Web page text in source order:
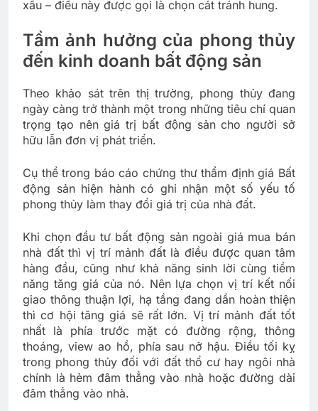
xấu – điều này được gọi là chọn cát tránh hung.
Tầm ảnh hưởng của phong thủy
đến kinh doanh bất động sản
Theo khảo sát trên thị trường, phong thủy đang
ngày càng trở thành một trong những tiêu chí quan
trọng tạo nên giá trị bất động sản cho người sở
hữu lẫn đơn vị phát triển.
Cụ thể trong báo cáo chứng thư thẩm định giá Bất
động sản hiện hành có ghi nhận một số yếu tố
phong thủy làm thay đổi giá trị của nhà đất.
Khi chọn đầu tư bất động sản ngoài giá mua bán
nhà đất thì vị trí mảnh đất là điều được quan tâm
hàng đầu, cũng như khả năng sinh lời cùng tiềm
năng tăng giá của nó. Nên lựa chọn vị trí kết nối
giao thông thuận lợi, hạ tầng đang dần hoàn thiện
thì cơ hội tăng giá sẽ rất lớn. Vị trí mảnh đất tốt
nhất là phía trước mặt có đường rộng, thông
thoáng, view ao hồ, phía sau nở hậu. Điều tối kỵ
trong phong thủy đối với đất thổ cư hay ngôi nhà
chính là hẻm đâm thẳng vào nhà hoặc đường dài
đâm thẳng vào nhà.